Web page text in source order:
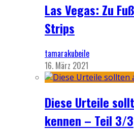
Las Vegas: Zu
Strips
tamarakubeile
16. März 2021
Diese Urteile
kennen – Teil 3/3